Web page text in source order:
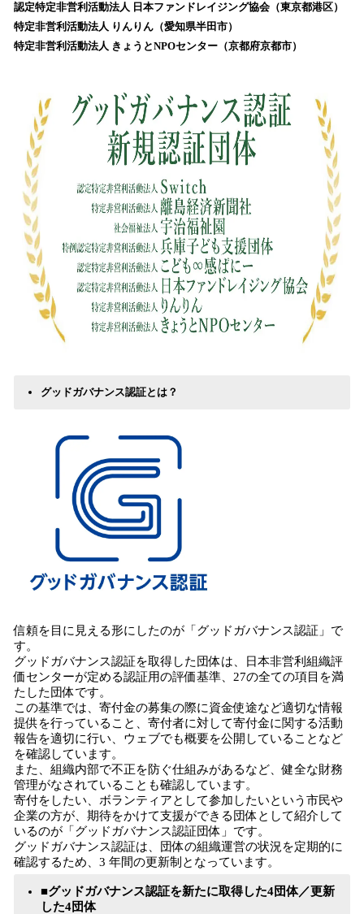
認定特定非営利活動法人 日本ファンドレイジング協会（東京都港区）
特定非営利活動法人 りんりん（愛知県半田市）
特定非営利活動法人 きょうとNPOセンター（京都府京都市）
グッドガバナンス認証とは？
信頼を目に見える形にしたのが「グッドガバナンス認証」で
す。
グッドガバナンス認証を取得した団体は、日本非営利組織評
価センターが定める認証用の評価基準、27の全ての項目を満
たした団体です。
この基準では、寄付金の募集の際に資金使途など適切な情報
提供を行っていること、寄付者に対して寄付金に関する活動
報告を適切に行い、ウェブでも概要を公開していることなど
を確認しています。
また、組織内部で不正を防ぐ仕組みがあるなど、健全な財務
管理がなされていることも確認しています。
寄付をしたい、ボランティアとして参加したいという市民や
企業の方が、期待をかけて支援ができる団体として紹介して
いるのが「グッドガバナンス認証団体」です。
グッドガバナンス認証は、団体の組織運営の状況を定期的に
確認するため、3 年間の更新制となっています。
■グッドガバナンス認証を新たに取得した4団体／更新
した4団体